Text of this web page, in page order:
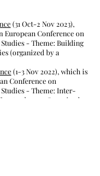
(31 Oct-2 Nov 2023),
European Conference on
- Theme:Building
(organized by a
(1-3 Nov 2022), which is
Conference on
- Theme: Inter-
change. O
rganized